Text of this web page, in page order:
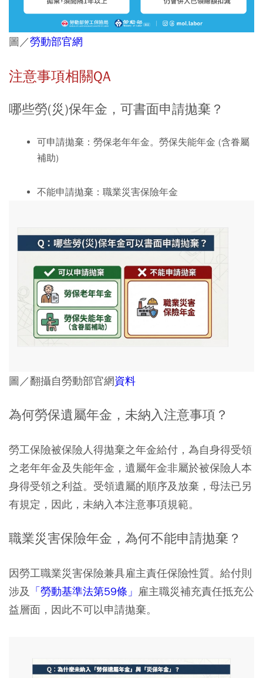
圖／勞動部官網
注意事項相關QA
哪些勞(災)保年金，可書面申請拋棄？
可申請拋棄： 勞保老年年金。勞保失能年金 (含眷屬
補助)
不能申請拋棄： 職業災害保險年金
圖／翻攝自勞動部官網資料
為何勞保遺屬年金，未納入注意事項？
勞工保險被保險人得拋棄之年金給付，為自身得受領
之老年年金及失能年金，遺屬年金非屬於被保險人本
身得受領之利益。受領遺屬的順序及放棄，母法已另
有規定，因此，未納入本注意事項規範。
職業災害保險年金，為何不能申請拋棄？
因勞工職業災害保險兼具雇主責任保險性質。給付則
涉及 「勞動基準法第59條」 雇主職災補充責任抵充公
益層面，因此不可以申請拋棄。